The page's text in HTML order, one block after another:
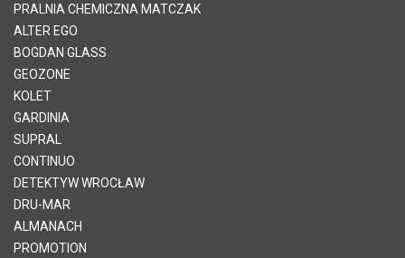
PRALNIA CHEMICZNA MATCZAK
ALTER EGO
BOGDAN GLASS
GEOZONE
KOLET
GARDINIA
SUPRAL
CONTINUO
DETEKTYW WROCŁAW
DRU-MAR
ALMANACH
PROMOTION